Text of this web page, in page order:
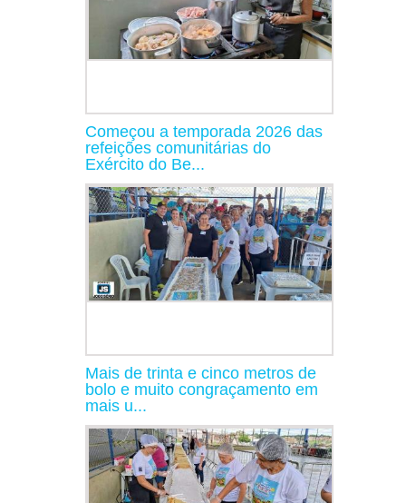
Começou a temporada 2026 das
refeições comunitárias do
Exército do Be...
Mais de trinta e cinco metros de
bolo e muito congraçamento em
mais u...